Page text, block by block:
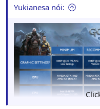
Yukianesa nói: